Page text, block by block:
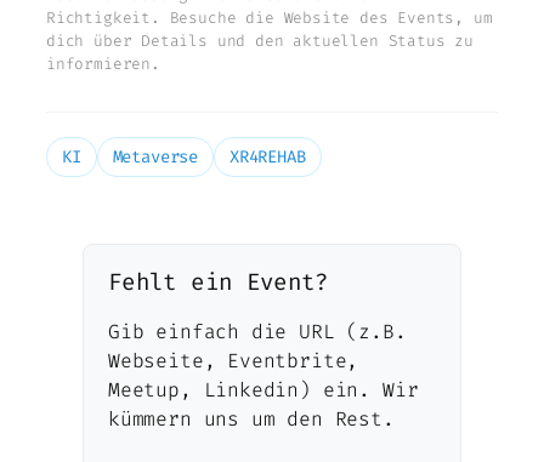
Richtigkeit. Besuche die Website des Events, um
dich über Details und den aktuellen Status zu
informieren.
KI Metaverse XR4REHAB
Fehlt ein Event?
Gib einfach die URL (z.B.
Webseite, Eventbrite,
Meetup, Linkedin) ein. Wir
kümmern uns um den Rest.